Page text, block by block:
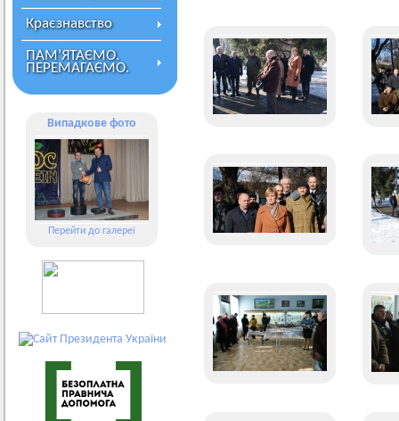
Краєзнавство
ПАМ’ЯТАЄМО.
ПЕРЕМАГАЄМО.
Випадкове фото
Перейти до галереї